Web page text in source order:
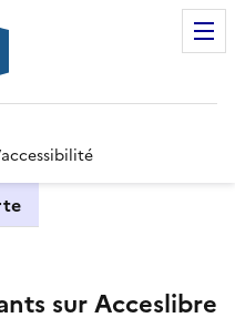
sur Acceslibre